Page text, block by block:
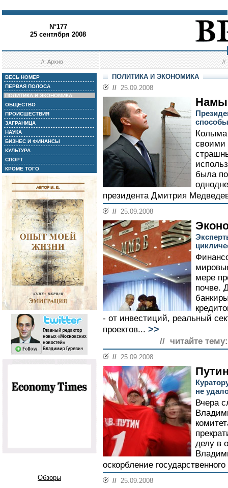
N°177
25 сентября 2008
//Архив //
ВЕСЬ НОМЕР
ПЕРВАЯ ПОЛОСА
ПОЛИТИКА И ЭКОНОМИКА
ОБЩЕСТВО
ПРОИСШЕСТВИЯ
ЗАГРАНИЦА
НАУКА
БИЗНЕС И ФИНАНСЫ
КУЛЬТУРА
СПОРТ
КРОМЕ ТОГО
Обзоры
ПОЛИТИКА И ЭКОНОМИКА
// 25.09.2008
Колыма
своими
была
президента Дмитрия
// 25.09.2008
мере
почве.
- от инвестиций, реальный
проектов... >>
// читайте тему:
// 25.09.2008
не
Вчера
делу в
оскорбление
// 25.09.2008